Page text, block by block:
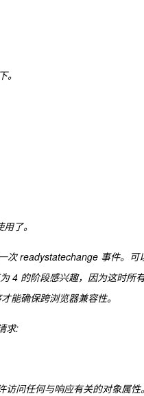
了。
次 readystatechange 事件。可
4 的阶段感兴趣，因为这时所
能确保跨浏览器兼容性。
求:
问任何与响应有关的对象属